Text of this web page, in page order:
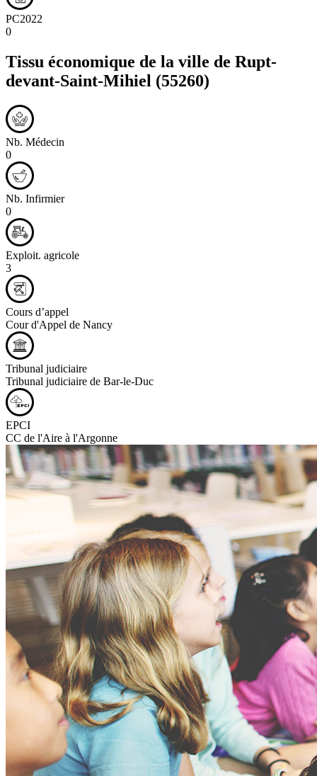
PC2022
0
Tissu économique de la ville de Rupt-
devant-Saint-Mihiel (55260)
Nb. Médecin
0
Nb. Infirmier
0
Exploit. agricole
3
Cours d’appel
Cour d'Appel de Nancy
Tribunal judiciaire
Tribunal judiciaire de Bar-le-Duc
EPCI
CC de l'Aire à l'Argonne